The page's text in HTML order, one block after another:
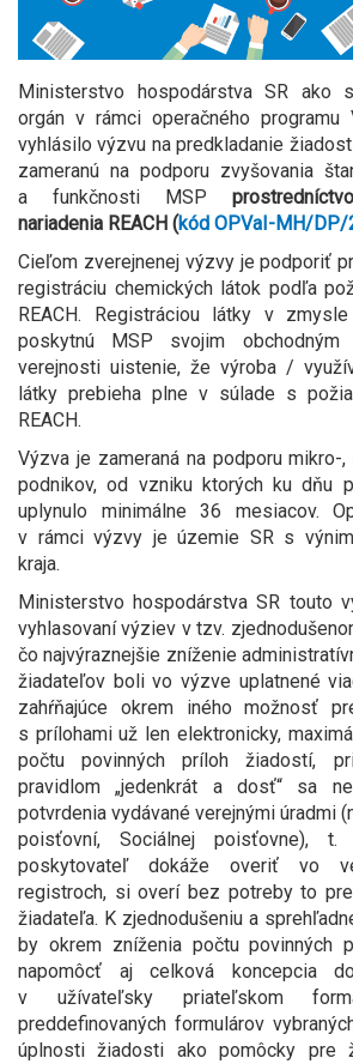
Ministerstvo hospodárstva SR ako
orgán v rámci operačného programu
vyhlásilo výzvu na predkladanie
zameranú na podporu zvyšovania
a funkčnosti MSP
nariadenia REACH (kód OPVaI-MH/
Cieľom zverejnenej výzvy je podporiť
registráciu chemických látok podľa
REACH. Registráciou látky v zmysle
poskytnú MSP svojim
verejnosti uistenie, že výroba /
látky prebieha plne v súlade s
REACH.
Výzva je zameraná na podporu mikro-
podnikov, od vzniku ktorých ku dňu
uplynulo minimálne 36 mesiacov.
v rámci výzvy je územie SR s
kraja.
Ministerstvo hospodárstva SR touto
vyhlasovaní výziev v tzv.
čo najvýraznejšie zníženie
žiadateľov boli vo výzve uplatnené
zahŕňajúce okrem iného možnosť
s prílohami už len elektronicky,
počtu povinných príloh žiadostí,
pravidlom „jedenkrát a dosť“ sa
potvrdenia vydávané verejnými úradmi
poisťovní, Sociálnej poisťovne),
poskytovateľ dokáže overiť vo
registroch, si overí bez potreby to
žiadateľa. K zjednodušeniu a
by okrem zníženia počtu povinných
napomôcť aj celková koncepcia
v užívateľsky priateľskom
preddefinovaných formulárov
úplnosti žiadosti ako pomôcky pre